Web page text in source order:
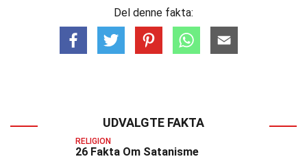
Del denne fakta:
UDVALGTE FAKTA
RELIGION
26 Fakta Om Satanisme